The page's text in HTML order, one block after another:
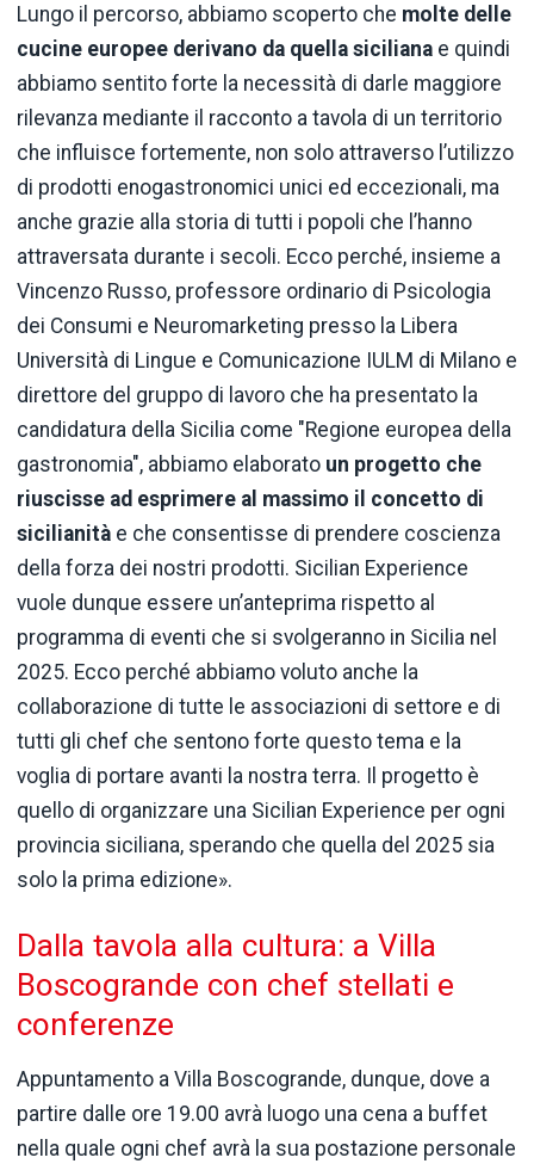
Lungo il percorso, abbiamo scoperto che molte delle
cucine europee derivano da quella siciliana e quindi
abbiamo sentito forte la necessità di darle maggiore
rilevanza mediante il racconto a tavola di un territorio
che influisce fortemente, non solo attraverso l’utilizzo
di prodotti enogastronomici unici ed eccezionali, ma
anche grazie alla storia di tutti i popoli che l’hanno
attraversata durante i secoli. Ecco perché, insieme a
Vincenzo Russo, professore ordinario di Psicologia
dei Consumi e Neuromarketing presso la Libera
Università di Lingue e Comunicazione IULM di Milano e
direttore del gruppo di lavoro che ha presentato la
candidatura della Sicilia come "Regione europea della
gastronomia", abbiamo elaborato un progetto che
riuscisse ad esprimere al massimo il concetto di
sicilianità e che consentisse di prendere coscienza
della forza dei nostri prodotti. Sicilian Experience
vuole dunque essere un’anteprima rispetto al
programma di eventi che si svolgeranno in Sicilia nel
2025. Ecco perché abbiamo voluto anche la
collaborazione di tutte le associazioni di settore e di
tutti gli chef che sentono forte questo tema e la
voglia di portare avanti la nostra terra. Il progetto è
quello di organizzare una Sicilian Experience per ogni
provincia siciliana, sperando che quella del 2025 sia
solo la prima edizione».
Dalla tavola alla cultura: a Villa
Boscogrande con chef stellati e
conferenze
Appuntamento a Villa Boscogrande, dunque, dove a
partire dalle ore 19.00 avrà luogo una cena a buffet
nella quale ogni chef avrà la sua postazione personale